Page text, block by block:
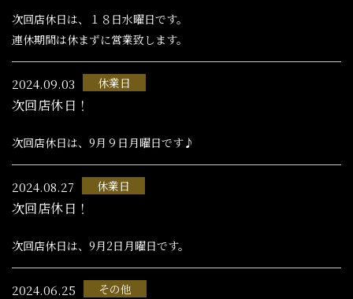
次回店休日は、１８日水曜日です。
連休期間は休まずに営業致します。
2024.09.03 休業日
次回店休日！
次回店休日は、9月９日月曜日です♪
2024.08.27 休業日
次回店休日！
次回店休日は、9月2日月曜日です。
2024.06.25 その他